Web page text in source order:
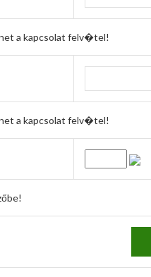
a kapcsolat felv�tel!
a kapcsolat felv�tel!